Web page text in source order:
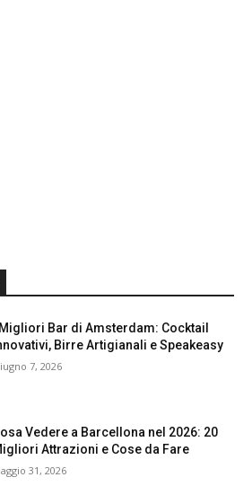
I Migliori Bar di Amsterdam: Cocktail
Birre Artigianali e Speakeasy
7, 2026
Vedere a Barcellona nel 2026: 20
Attrazioni e Cose da Fare
31, 2026